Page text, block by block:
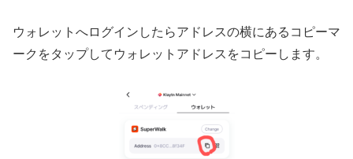
ウォレットへログインしたらアドレスの横にあるコピーマ
ークをタップしてウォレットアドレスをコピーします。